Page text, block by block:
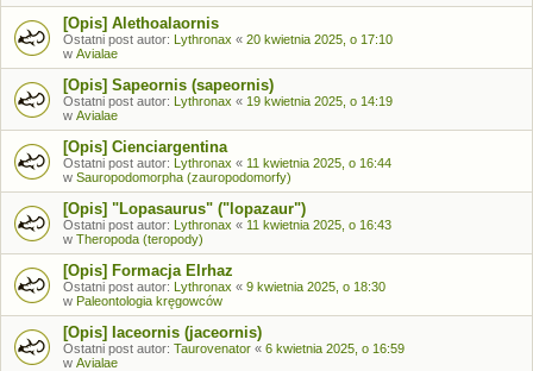
[Opis] Alethoalaornis
Ostatni post autor: Lythronax « 20 kwietnia 2025, o 17:10
w Avialae
[Opis] Sapeornis (sapeornis)
Ostatni post autor: Lythronax « 19 kwietnia 2025, o 14:19
w Avialae
[Opis] Cienciargentina
Ostatni post autor: Lythronax « 11 kwietnia 2025, o 16:44
w Sauropodomorpha (zauropodomorfy)
[Opis] "Lopasaurus" ("lopazaur")
Ostatni post autor: Lythronax « 11 kwietnia 2025, o 16:43
w Theropoda (teropody)
[Opis] Formacja Elrhaz
Ostatni post autor: Lythronax « 9 kwietnia 2025, o 18:30
w Paleontologia kręgowców
[Opis] Iaceornis (jaceornis)
Ostatni post autor: Taurovenator « 6 kwietnia 2025, o 16:59
w Avialae